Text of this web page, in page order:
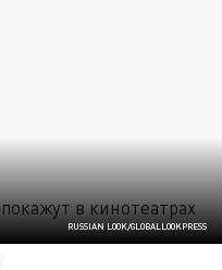
RUSSIAN LOOK/GLOBALLOOKPRESS